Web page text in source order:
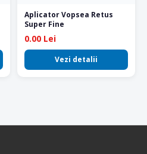
Aplicator Vopsea Retus
Super Fine
0.00 Lei
Vezi detalii